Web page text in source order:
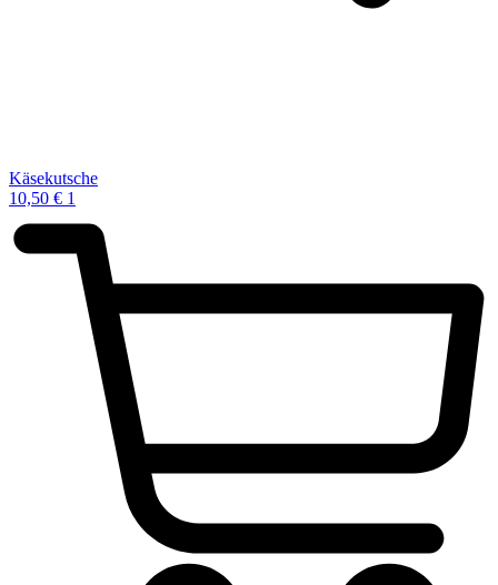
Käsekutsche
10,50 € 1